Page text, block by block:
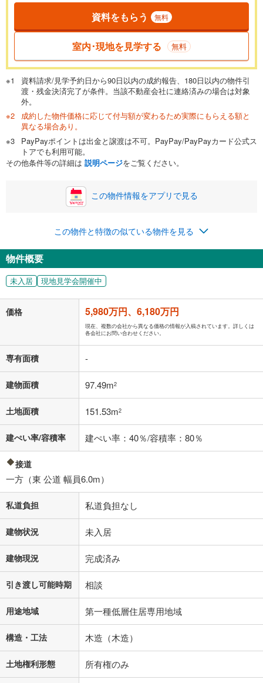
一般的には最長35年まで借り入れ可能です。多くの金融機関
が完済時の年齢は80歳までを条件としています。
閉じる
頭金 万円
0万円 6,180万円
自己資金から住宅購入にかけられる金額を入力してくださ
い。一般的には物件価格の2割までが目安です。
閉じる
ボーナス
万円
0円
ナス時の増額分（1回分）を入力してください。
ボーナス払いの限度額は金融機関によって異なります。
閉じる
月々の返済額
る値は、実際の金融機関等における貸出金利とは何ら関係がなく、実際
の金融機関等における貸出金利を何ら保証するものではありません。返
済方法「元利均等返済」にて算出しております。入力された金利を35年
適用した場合の計算結果を表示しています。
その他月額費用や、初期費用がかかります。ご注意ください。実際にお
借り入れの際は各金融機関等に、必ずご自身でご確認をお願いいたしま
す。
不動産会社に購入相談をする
資料をもらう 無料
室内･現地を見学する 無料
資料請求/見学予約日から90日以内の成約報告、180日以内の物件引
渡・残金決済完了が条件。当該不動産会社に連絡済みの場合は対象
外。
成約した物件価格に応じて付与額が変わるため実際にもらえる額と
異なる場合あり。
PayPayポイントは出金と譲渡は不可。PayPay/PayPayカード公式ス
トアでも利用可能。
その他条件等の詳細は 説明ページをご覧ください。
この物件情報をアプリで見る
この物件と特徴の似ている物件を見る
物件概要
未入居 現地見学会開催中
価格 5,980万円、6,180万円
現在、複数の会社から異なる価格の情報が入稿されています。詳しくは
各会社にお問い合わせください。
専有面積 -
建物面積 97.49m2
土地面積 151.53m2
建ぺい率/容積率 建ぺい率：40％/容積率：80％
接道
一方（東 公道 幅員6.0m）
私道負担 私道負担なし
建物状況 未入居
建物現況 完成済み
引き渡し可能時期 相談
用途地域 第一種低層住居専用地域
構造・工法 木造（木造）
土地権利形態 所有権のみ